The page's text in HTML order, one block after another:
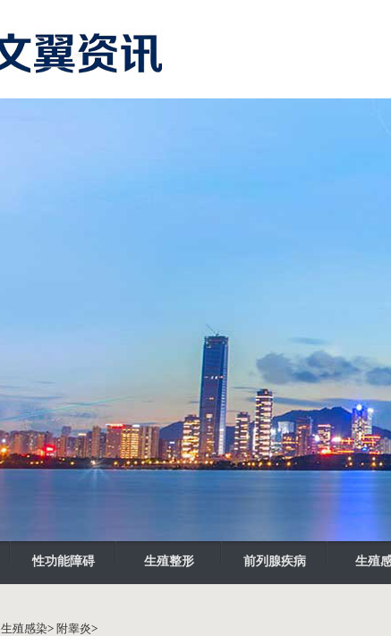
性功能障碍 生殖整形 前列腺疾病 生殖
生殖感染> 附睾炎>